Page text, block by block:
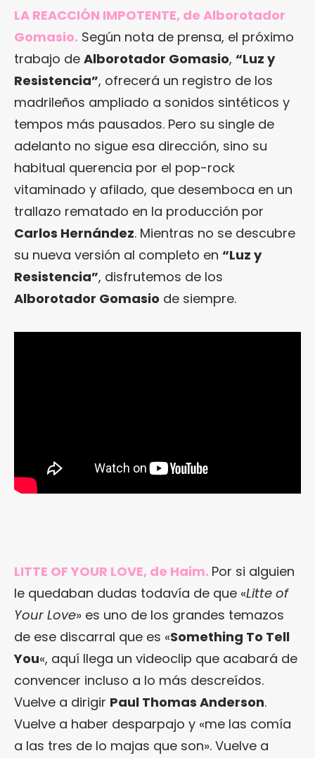
LA REACCIÓN IMPOTENTE, de Alborotador
Gomasio. Según nota de prensa, el próximo
trabajo de Alborotador Gomasio, “Luz y
Resistencia”, ofrecerá un registro de los
madrileños ampliado a sonidos sintéticos y
tempos más pausados. Pero su single de
adelanto no sigue esa dirección, sino su
habitual querencia por el pop-rock
vitaminado y afilado, que desemboca en un
trallazo rematado en la producción por
Carlos Hernández. Mientras no se descubre
su nueva versión al completo en “Luz y
Resistencia”, disfrutemos de los
Alborotador Gomasio de siempre.
LITTE OF YOUR LOVE, de Haim. Por si alguien
le quedaban dudas todavía de que «Litte of
Your Love» es uno de los grandes temazos
de ese discarral que es «Something To Tell
You«, aquí llega un videoclip que acabará de
convencer incluso a lo más descreídos.
Vuelve a dirigir Paul Thomas Anderson.
Vuelve a haber desparpajo y «me las comía
a las tres de lo majas que son». Vuelve a